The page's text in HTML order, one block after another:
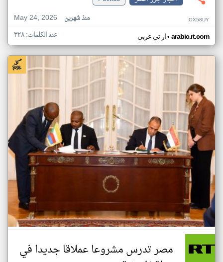
May 24, 2026
منذ شهرين OX58UY
ار تي عربي• arabic.rt.com عدد الكلمات: ٣٢٨
مصر تدرس مشروعا عملاقا جديدا في